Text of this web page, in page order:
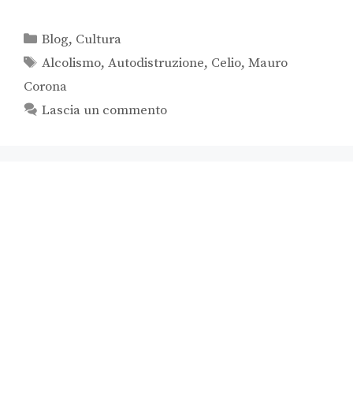
Blog, Cultura
Alcolismo,Autodistruzione, Celio,Mauro
Corona
Lascia un commento